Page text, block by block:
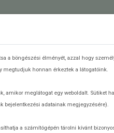
70%-a végzi szemétlerakókban,
a háztartási hulladék
a böngészési élményét, azzal hogy
megtudjuk honnan érkeztek a látogatóink.
amikor meglátogat egy weboldalt. Sütiket
bejelentkezési adatainak megjegyzésére).
a számítógépén tárolni kívánt